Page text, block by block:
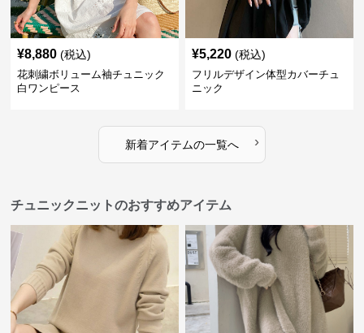
¥8,880 (税込)
花刺繍ボリューム袖チュニック
白ワンピース
¥5,220 (税込)
フリルデザイン体型カバーチュ
ニック
新着アイテムの一覧へ ›
チュニックニットのおすすめアイテム